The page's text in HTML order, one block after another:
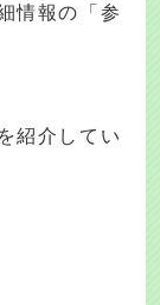
情報の「参
紹介してい